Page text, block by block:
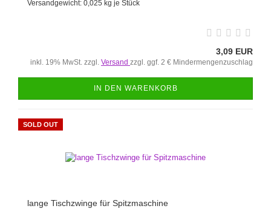
Versandgewicht: 0,025 kg je Stück
3,09 EUR
inkl. 19% MwSt. zzgl. Versand zzgl. ggf. 2 € Mindermengenzuschlag
IN DEN WARENKORB
SOLD OUT
lange Tischzwinge für Spitzmaschine